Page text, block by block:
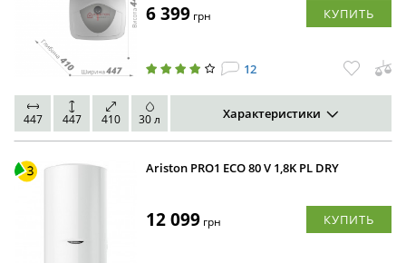
6 399 грн КУПИТЬ
12
447 447 410 30 л Характеристики
Ariston PRO1 ECO 80 V 1,8K PL DRY
12 099 грн КУПИТЬ